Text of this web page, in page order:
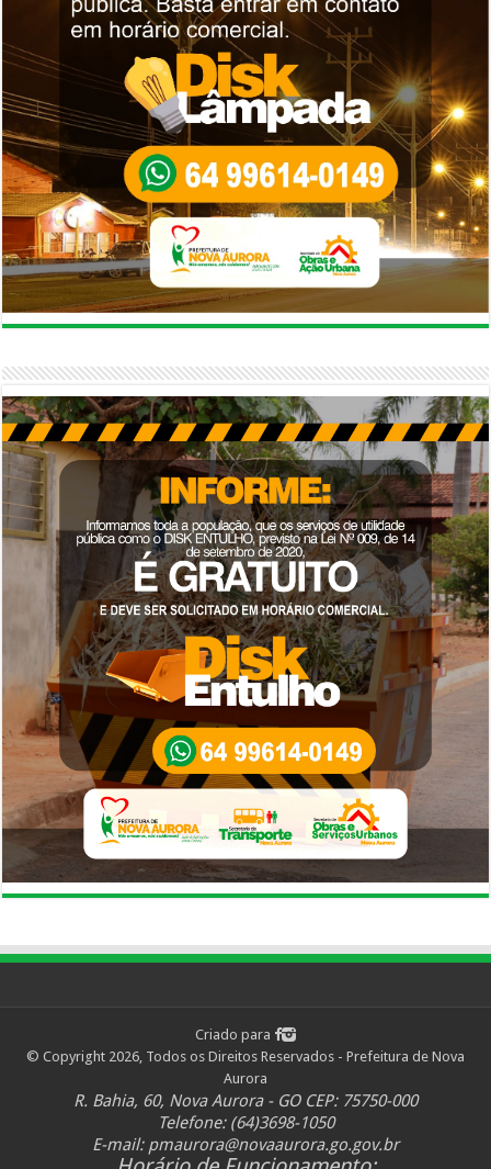
Criado para
© Copyright 2026, Todos os Direitos Reservados - Prefeitura de Nova
Aurora
R. Bahia, 60, Nova Aurora - GO CEP: 75750-000
Telefone: (64)3698-1050
E-mail: pmaurora@novaaurora.go.gov.br